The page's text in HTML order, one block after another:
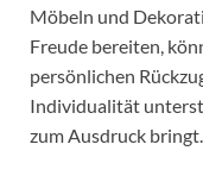
Möbeln und
Freude bereiten,
persönlichen
Individualität
zum Ausdruck bringt.